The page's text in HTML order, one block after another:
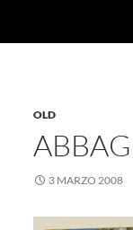
OLD
3 MARZO 2008